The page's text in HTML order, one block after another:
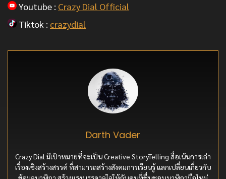
Youtube : Crazy Dial Official
Tiktok : crazydial
Darth Vader
Crazy Dial มีเป้าหมายที่จะเป็น Creative StoryTelling สื่อเน้นการเล่า
เรื่องเชิงสร้างสรรค์ ที่สามารถสร้างสังคมการเรียนรู้ แลกเปลี่ยนเกี่ยวกับ